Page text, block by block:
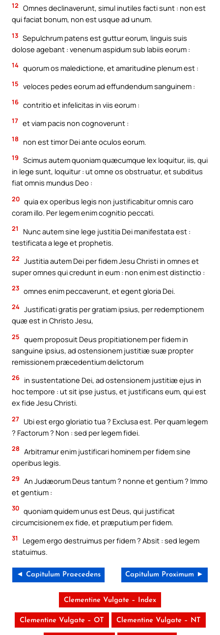
12 Omnes declinaverunt, simul inutiles facti sunt : non est
qui faciat bonum, non est usque ad unum.
13 Sepulchrum patens est guttur eorum, linguis suis
dolose agebant : venenum aspidum sub labiis eorum :
14 quorum os maledictione, et amaritudine plenum est :
15 veloces pedes eorum ad effundendum sanguinem :
16 contritio et infelicitas in viis eorum :
17 et viam pacis non cognoverunt :
18 non est timor Dei ante oculos eorum.
19 Scimus autem quoniam quæcumque lex loquitur, iis, qui
in lege sunt, loquitur : ut omne os obstruatur, et subditus
fiat omnis mundus Deo :
20 quia ex operibus legis non justificabitur omnis caro
coram illo. Per legem enim cognitio peccati.
21
Nunc autem sine lege justitia Dei manifestata est :
testificata a lege et prophetis.
22 Justitia autem Dei per fidem Jesu Christi in omnes et
super omnes qui credunt in eum : non enim est distinctio :
23 omnes enim peccaverunt, et egent gloria Dei.
24 Justificati gratis per gratiam ipsius, per redemptionem
quæ est in Christo Jesu,
25 quem proposuit Deus propitiationem per fidem in
sanguine ipsius, ad ostensionem justitiæ suæ propter
remissionem præcedentium delictorum
26 in sustentatione Dei, ad ostensionem justitiæ ejus in
hoc tempore : ut sit ipse justus, et justificans eum, qui est
ex fide Jesu Christi.
27 Ubi est ergo gloriatio tua ? Exclusa est. Per quam legem
? Factorum ? Non : sed per legem fidei.
28 Arbitramur enim justificari hominem per fidem sine
operibus legis.
29 An Judæorum Deus tantum ? nonne et gentium ? Immo
et gentium :
30 quoniam quidem unus est Deus, qui justificat
circumcisionem ex fide, et præputium per fidem.
31
Legem ergo destruimus per fidem ? Absit : sed legem
statuimus.
◄ Capitulum Praecedens Capitulum Proximum ►
Clementine Vulgate – Index
Clementine Vulgate – OT Clementine Vulgate – NT